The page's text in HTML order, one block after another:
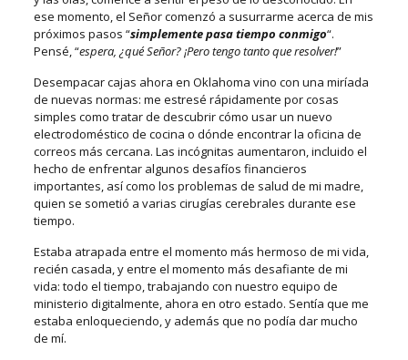
ese momento, el Señor comenzó a susurrarme acerca de mis
próximos pasos “simplemente pasa tiempo conmigo“.
Pensé, “espera, ¿qué Señor? ¡Pero tengo tanto que resolver!”
Desempacar cajas ahora en Oklahoma vino con una miríada
de nuevas normas: me estresé rápidamente por cosas
simples como tratar de descubrir cómo usar un nuevo
electrodoméstico de cocina o dónde encontrar la oficina de
correos más cercana. Las incógnitas aumentaron, incluido el
hecho de enfrentar algunos desafíos financieros
importantes, así como los problemas de salud de mi madre,
quien se sometió a varias cirugías cerebrales durante ese
tiempo.
Estaba atrapada entre el momento más hermoso de mi vida,
recién casada, y entre el momento más desafiante de mi
vida: todo el tiempo, trabajando con nuestro equipo de
ministerio digitalmente, ahora en otro estado. Sentía que me
estaba enloqueciendo, y además que no podía dar mucho
de mí.